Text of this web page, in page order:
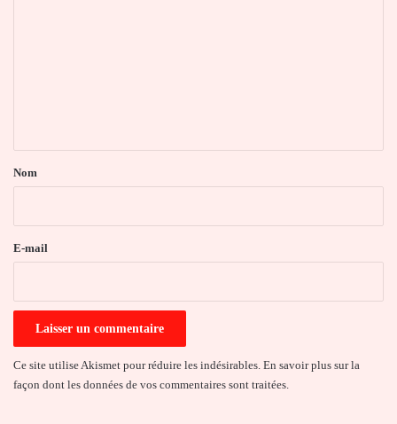
a
e
Nom
E-mail
Ce site utilise Akismet pour réduire les indésirables. En savoir plus sur la
façon dont les données de vos commentaires sont traitées